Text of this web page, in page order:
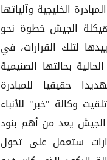
الخليجية وآلياتها
بهيكلة الجيش خطوة نحو
لتلك القرارات، في
بحالتها الصنيمية
حقيقيا للمبادرة
وكالة "خبر" للأنباء
يعد من أهم بنود
ستعمل على تحول